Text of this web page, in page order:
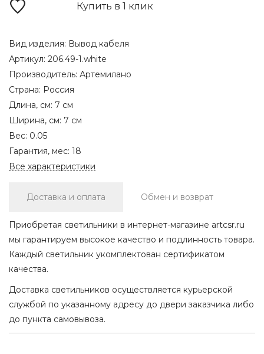
Купить в 1 клик
Вид изделия: Вывод кабеля
Артикул: 206.49-1.white
Производитель: Артемилано
Страна: Россия
Длина, см: 7 см
Ширина, см: 7 см
Вес: 0.05
Гарантия, мес: 18
Все характеристики
Доставка и оплата Обмен и возврат
Приобретая светильники в интернет-магазине artcsr.ru
мы гарантируем высокое качество и подлинность товара.
Каждый светильник укомплектован сертификатом
качества.
Доставка светильников осуществляется курьерской
службой по указанному адресу до двери заказчика либо
до пункта самовывоза.